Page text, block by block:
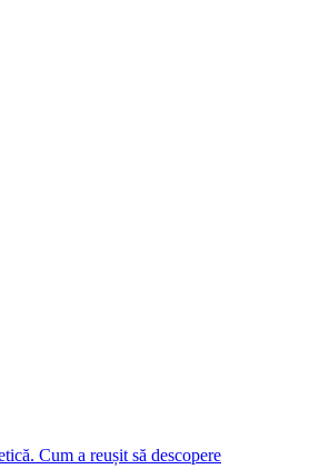
Cum a reușit să descopere